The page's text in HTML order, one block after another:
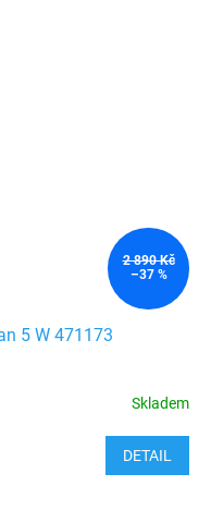
2 890 Kč
–37 %
5 W 471173
Skladem
DETAIL